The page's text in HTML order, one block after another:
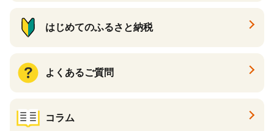
はじめてのふるさと納税
よくあるご質問
コラム